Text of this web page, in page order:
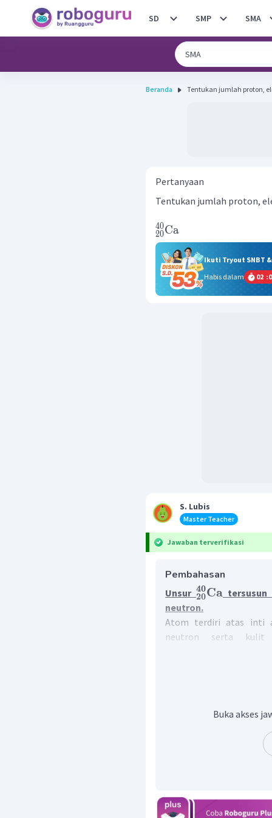
SD SMP SMA
Beranda Tentukan jumlah proton,
Pertanyaan
Tentukan jumlah proton,
20
40Ca
Ikuti Tryout SNBT
Habis dalam
02 :
S. Lubis
Master Teacher
Jawaban terverifikasi
Pembahasan
Unsur 20
40Catersusun
neutron.
Atom terdiri atas inti
neutron serta
X : lambang atom
Z : nomor atom/ jumlah
atom tersebut sebagai
Buka akses